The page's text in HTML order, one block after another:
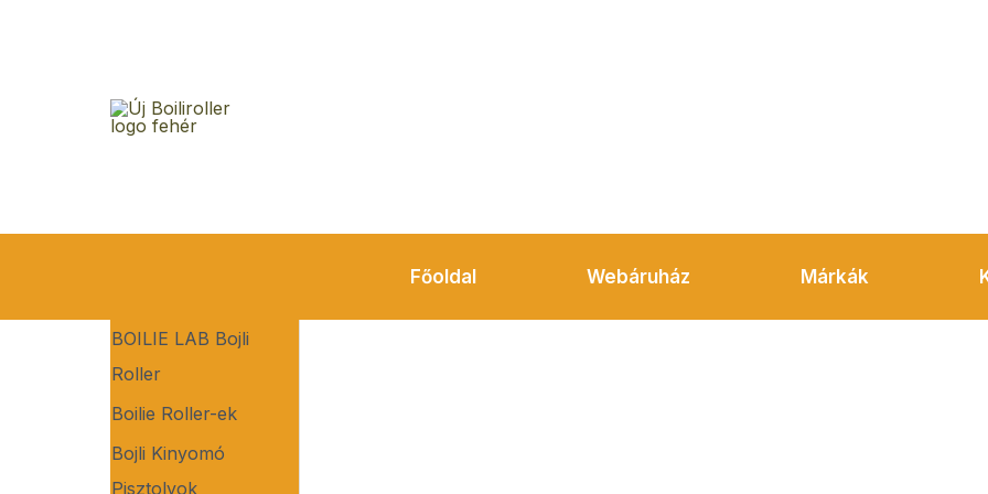
Főoldal Webáruház Márkák
u
BOILIE LAB Bojli
Roller
Boilie Roller-ek
Bojli Kinyomó
Pisztolyok